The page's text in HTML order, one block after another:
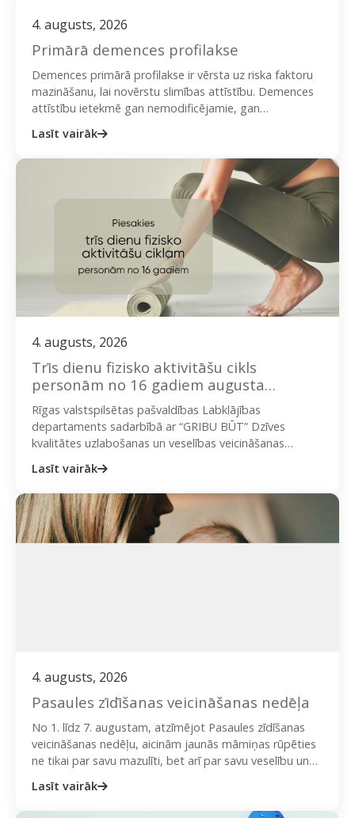
4. augusts, 2026
Primārā demences profilakse
Demences primārā profilakse ir vērsta uz riska faktoru
mazināšanu, lai novērstu slimības attīstību. Demences
attīstību ietekmē gan nemodificējamie, gan
riska…
Lasīt vairāk
4. augusts, 2026
Trīs dienu fizisko aktivitāšu cikls
personām no 16 gadiem augusta
svētdienās
Rīgas valstspilsētas pašvaldības Labklājības
departaments sadarbībā ar “GRIBU BŪT” Dzīves
kvalitātes uzlabošanas un veselības veicināšanas
nodarbībās “Trīs dienu fizisko aktivitāšu…
Lasīt vairāk
4. augusts, 2026
Pasaules zīdīšanas veicināšanas nedēļa
No 1. līdz 7. augustam, atzīmējot Pasaules zīdīšanas
veicināšanas nedēļu, aicinām jaunās māmiņas rūpēties
ne tikai par savu mazulīti, bet arī par savu veselību un…
Lasīt vairāk